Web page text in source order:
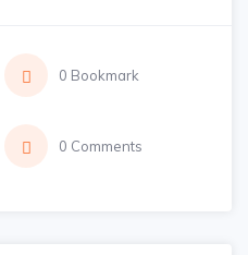
0 Bookmark
0 Comments